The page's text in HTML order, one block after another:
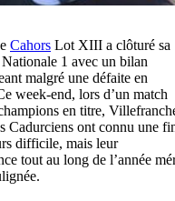
Cahors Lot XIII a clôturé sa
Nationale 1 avec un bilan
malgré une défaite en
week-end, lors d’un match
en titre,
Cadurciens ont connu une
difficile, mais leur
tout au long de l’année